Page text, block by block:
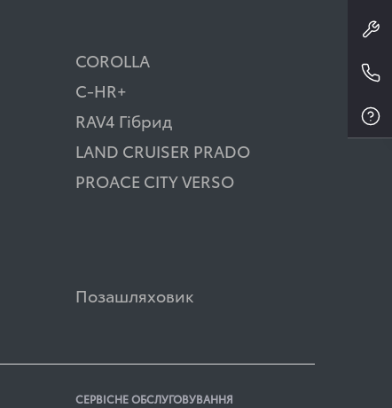
COROLLA
C-HR+
RAV4 Гібрид
LAND CRUISER PRADO
PROACE CITY VERSO
Позашляховик
СЕРВІСНЕ ОБСЛУГОВУВАННЯ